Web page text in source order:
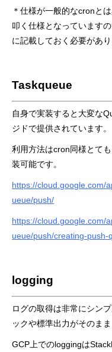
＊仕様が一般的なcronと
叩く仕様となっています
に記載しておく必要があり
Taskqueue
自身で実装すると大変な
ジドで提供されています。
利用方法はcron同様とて
装可能です。
https://cloud.google.com/
ueue/push/
https://cloud.google.com/
ueue/push/creating-push-
logging
ログの取得は非常にシン
ックや標準出力がそのま
GCP上でのloggingは